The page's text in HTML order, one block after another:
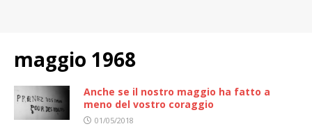
maggio 1968
Anche se il nostro maggio ha fatto a
meno del vostro coraggio
01/05/2018